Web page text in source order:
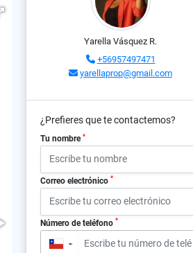
Yarella Vásquez R.
+56957497471
yarellaprop@gmail.com
¿Prefieres que te contactemos?
Tu nombre *
Correo electrónico *
Número de teléfono *
▼